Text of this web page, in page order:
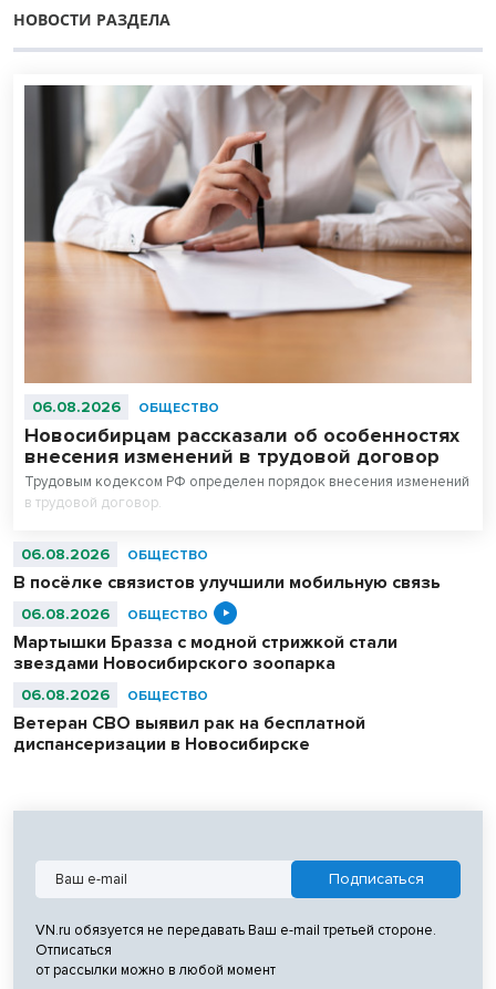
НОВОСТИ РАЗДЕЛА
06.08.2026 ОБЩЕСТВО
Новосибирцам рассказали об особенностях
внесения изменений в трудовой договор
Трудовым кодексом РФ определен порядок внесения изменений
в трудовой договор.
06.08.2026 ОБЩЕСТВО
В посёлке связистов улучшили мобильную связь
06.08.2026 ОБЩЕСТВО
Мартышки Бразза с модной стрижкой стали
звездами Новосибирского зоопарка
06.08.2026 ОБЩЕСТВО
Ветеран СВО выявил рак на бесплатной
диспансеризации в Новосибирске
VN.ru обязуется не передавать Ваш e-mail третьей стороне.
Отписаться
от рассылки можно в любой момент